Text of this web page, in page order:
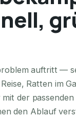
auftritt —
Ratten im
der
den Ablauf